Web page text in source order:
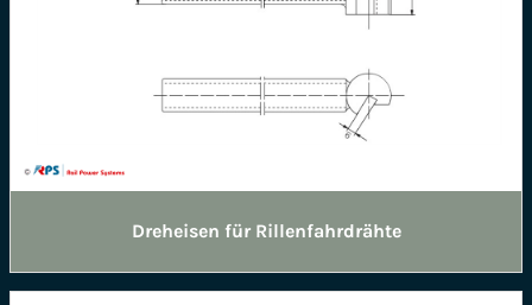
Dreheisen für Rillenfahrdrähte